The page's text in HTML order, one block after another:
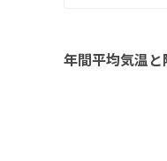
年間平均気温と